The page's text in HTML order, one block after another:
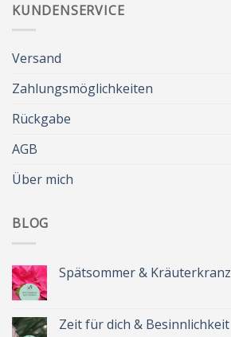
KUNDENSERVICE
Versand
Zahlungsmöglichkeiten
Rückgabe
AGB
Über mich
BLOG
Spätsommer & Kräuterkranz
Spätsommer
&
Zeit für dich & Besinnlichkeit